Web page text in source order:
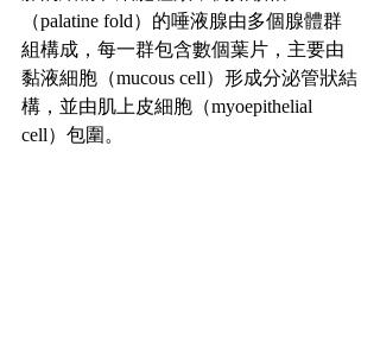
（palatine fold）的唾液腺由多個腺體群
組構成，每一群包含數個葉片，主要由
黏液細胞（mucous cell）形成分泌管狀結
構，並由肌上皮細胞（myoepithelial
cell）包圍。